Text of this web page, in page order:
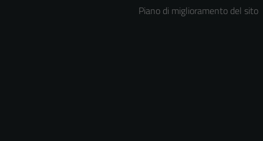
Piano di miglioramento del sito